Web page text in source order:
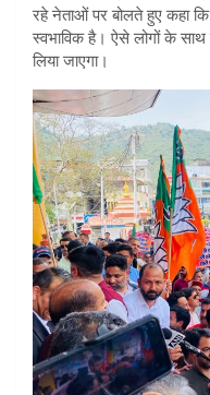
रहे नेताओं पर बोलते हुए कहा कि
स्वभाविक है। ऐसे लोगों के साथ
लिया जाएगा।